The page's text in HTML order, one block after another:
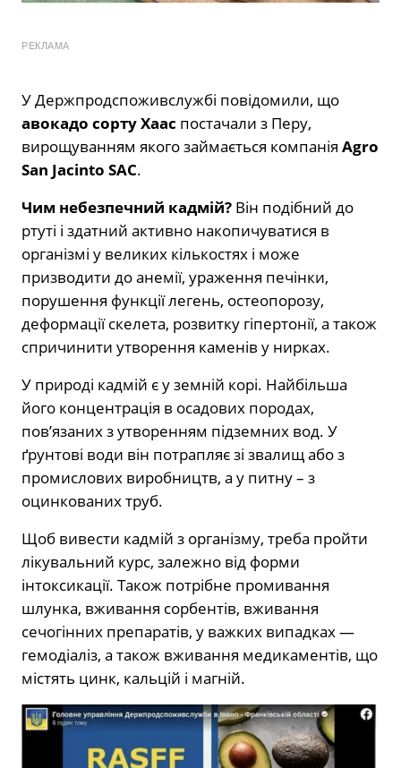
РЕКЛАМА
У Держпродспоживслужбі повідомили, що
авокадо сорту Хаас постачали з Перу,
вирощуванням якого займається компанія Agro
San Jacinto SAC.
Чим небезпечний кадмій? Він подібний до
ртуті і здатний активно накопичуватися в
організмі у великих кількостях і може
призводити до анемії, ураження печінки,
порушення функції легень, остеопорозу,
деформації скелета, розвитку гіпертонії, а також
спричинити утворення каменів у нирках.
У природі кадмій є у земній корі. Найбільша
його концентрація в осадових породах,
пов’язаних з утворенням підземних вод. У
ґрунтові води він потрапляє зі звалищ або з
промислових виробництв, а у питну – з
оцинкованих труб.
Щоб вивести кадмій з організму, треба пройти
лікувальний курс, залежно від форми
інтоксикації. Також потрібне промивання
шлунка, вживання сорбентів, вживання
сечогінних препаратів, у важких випадках —
гемодіаліз, а також вживання медикаментів, що
містять цинк, кальцій і магній.